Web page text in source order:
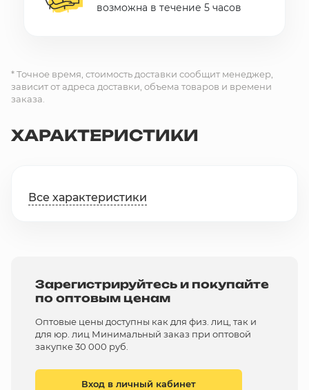
возможна в течение 5 часов
* Точное время, стоимость доставки сообщит менеджер,
зависит от адреса доставки, объема товаров и времени
заказа.
ХАРАКТЕРИСТИКИ
Все характеристики
Зарегистрируйтесь и покупайте
по оптовым ценам
Оптовые цены доступны как для физ. лиц, так и
для юр. лиц Минимальный заказ при оптовой
закупке 30 000 руб.
Вход в личный кабинет